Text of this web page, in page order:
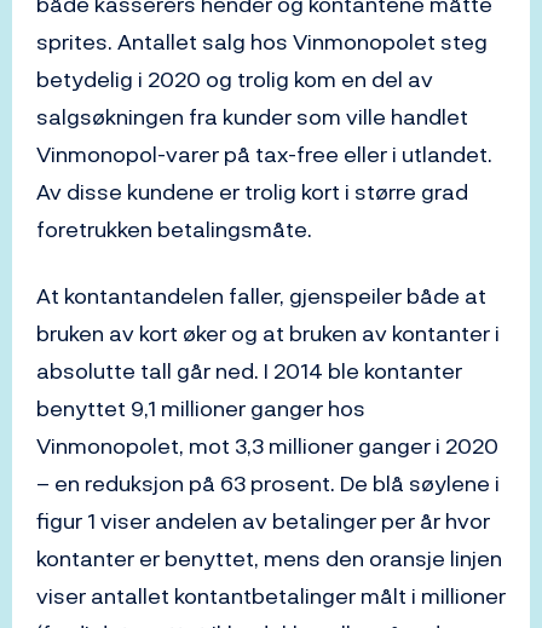
sprites. Antallet salg hos Vinmonopolet steg
betydelig i 2020 og trolig kom en del av
salgsøkningen fra kunder som ville handlet
Vinmonopol-varer på tax-free eller i utlandet.
Av disse kundene er trolig kort i større grad
foretrukken betalingsmåte.
At kontantandelen faller, gjenspeiler både at
bruken av kort øker og at bruken av kontanter i
absolutte tall går ned. I 2014 ble kontanter
benyttet 9,1 millioner ganger hos
Vinmonopolet, mot 3,3 millioner ganger i 2020
– en reduksjon på 63 prosent. De blå søylene i
figur 1 viser andelen av betalinger per år hvor
kontanter er benyttet, mens den oransje linjen
viser antallet kontantbetalinger målt i millioner